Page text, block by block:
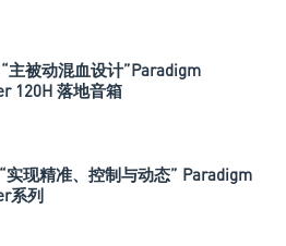
主被动混血设计”Paradigm
120H 落地音箱
实现精准、控制与动态” Paradigm
系列